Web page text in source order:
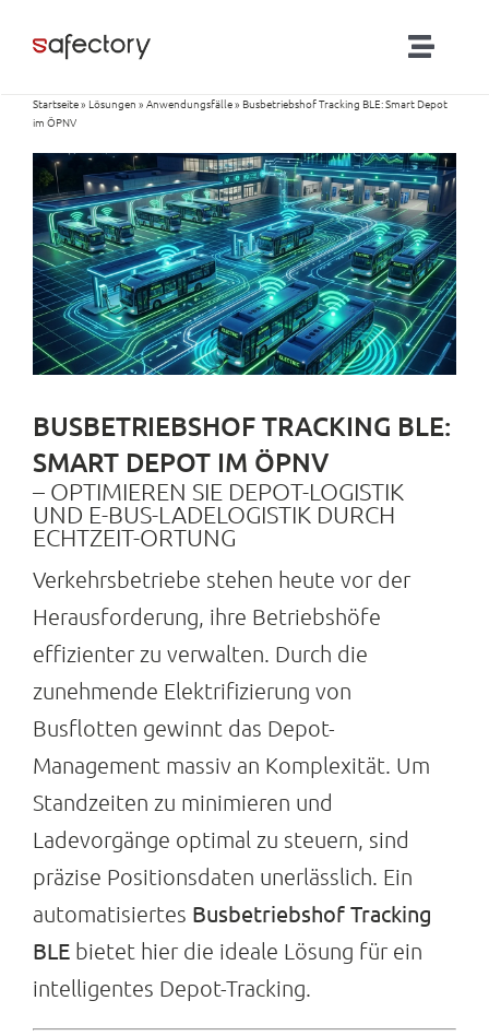
Inhalt
Lösungen
Partner
Produkte
RTLS-Blog
Suche
Startseite» Lösungen » Anwendungsfälle» Busbetriebshof Tracking BLE: Smart Depot
im ÖPNV
BUSBETRIEBSHOF TRACKING BLE:
SMART DEPOT IM ÖPNV
– OPTIMIEREN SIE DEPOT-LOGISTIK
UND E-BUS-LADELOGISTIK DURCH
ECHTZEIT-ORTUNG
Verkehrsbetriebe stehen heute vor der
Herausforderung, ihre Betriebshöfe
effizienter zu verwalten. Durch die
zunehmende Elektrifizierung von
Busflotten gewinnt das Depot-
Management massiv an Komplexität. Um
Standzeiten zu minimieren und
Ladevorgänge optimal zu steuern, sind
präzise Positionsdaten unerlässlich. Ein
automatisiertes Busbetriebshof Tracking
BLEbietet hier die ideale Lösung für ein
intelligentes Depot-Tracking.